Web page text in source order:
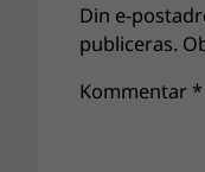
Din e-
publiceras.
Kommentar *